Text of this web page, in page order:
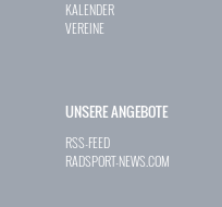
KALENDER
VEREINE
UNSERE ANGEBOTE
RSS-FEED
RADSPORT-NEWS.COM